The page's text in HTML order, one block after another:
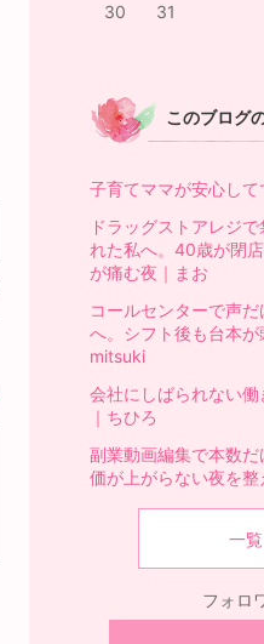
30 31
このブログ
子育てママが安心し
ドラッグストアレジ
れた私へ。40歳が閉
が痛む夜｜まお
コールセンターで声
へ。シフト後も台本が
mitsuki
会社にしばられない
｜ちひろ
副業動画編集で本数
価が上がらない夜を
一
フォロ